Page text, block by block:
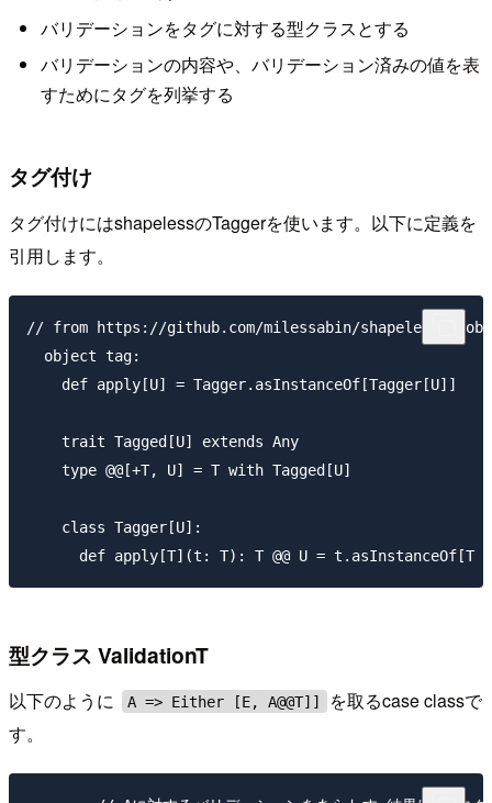
バリデーションをタグに対する型クラスとする
バリデーションの内容や、バリデーション済みの値を表
すためにタグを列挙する
タグ付け
タグ付けにはshapelessのTaggerを使います。以下に定義を
引用します。
// from https://github.com/milessabin/shapeless/blob/
  object tag:
    def apply[U] = Tagger.asInstanceOf[Tagger[U]]
    trait Tagged[U] extends Any
    type @@[+T, U] = T with Tagged[U]
    class Tagger[U]:
型クラス ValidationT
以下のように A => Either [E, A@@T]]
を取るcase classで
す。